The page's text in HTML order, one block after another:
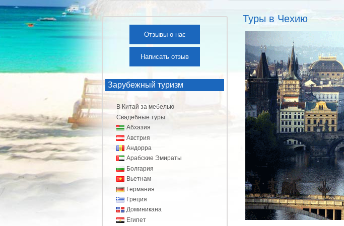
Туры в Чехию
Отзывы о нас
Написать отзыв
Зарубежный туризм
В Китай за мебелью
Свадебные туры
Абхазия
Австрия
Андорра
Арабские Эмираты
Болгария
Вьетнам
Германия
Греция
Доминикана
Египет